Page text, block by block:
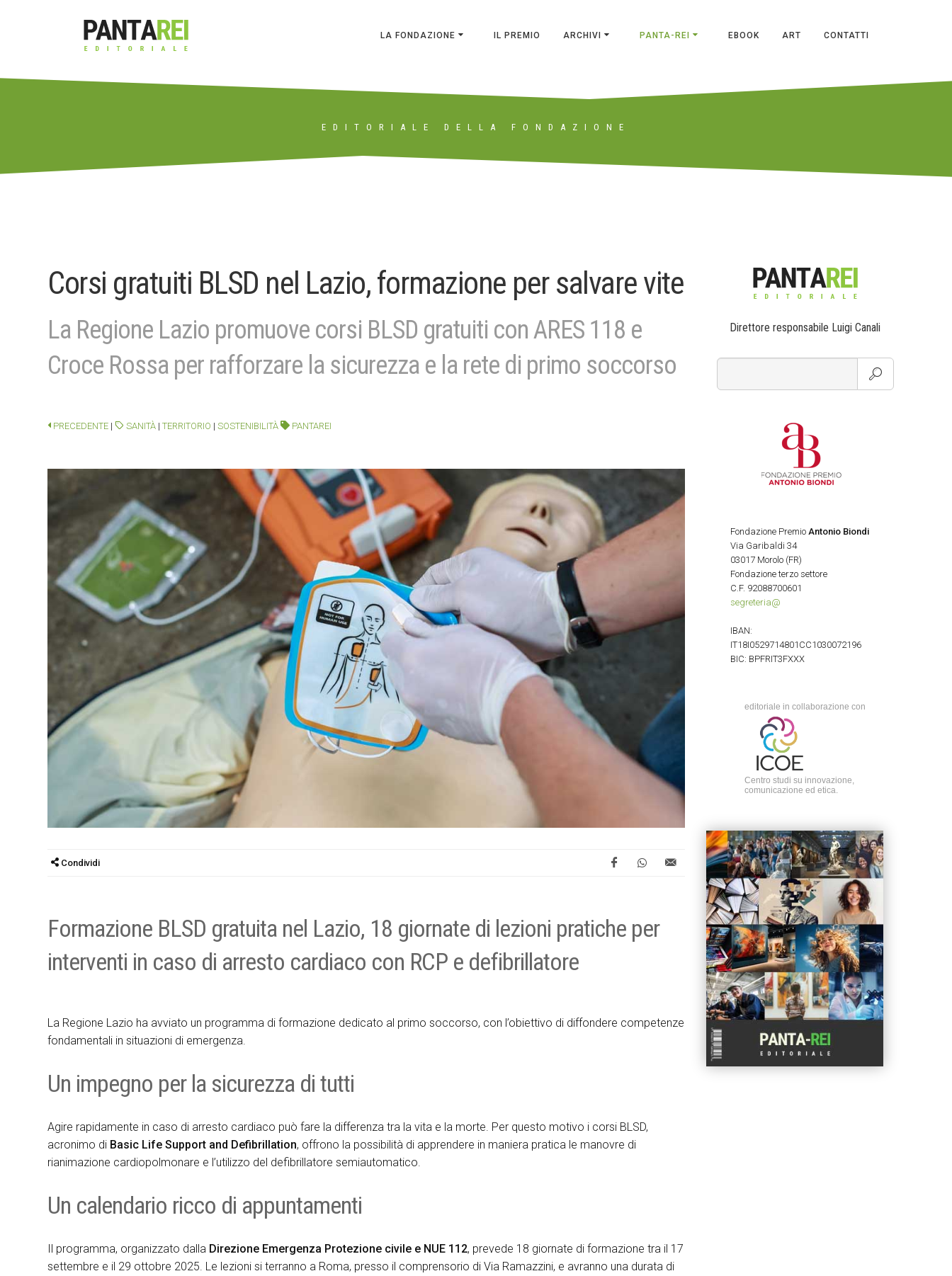
LA FONDAZIONE IL PREMIO ARCHIVI PANTA-REI EBOOK ART CONTATTI
EDITORIALE DELLA FONDAZIONE
Corsi gratuiti BLSD nel Lazio, formazione per salvare vite
La Regione Lazio promuove corsi BLSD gratuiti con ARES 118 e
Croce Rossa per rafforzare la sicurezza e la rete di primo soccorso
PRECEDENTE | SANITÀ |TERRITORIO |SOSTENIBILITÀ PANTAREI
Condividi
Formazione BLSD gratuita nel Lazio, 18 giornate di lezioni pratiche per
interventi in caso di arresto cardiaco con RCP e defibrillatore
La Regione Lazio ha avviato un programma di formazione dedicato al primo soccorso, con l’obiettivo di diffondere competenze
fondamentali in situazioni di emergenza.
Un impegno per la sicurezza di tutti
Agire rapidamente in caso di arresto cardiaco può fare la differenza tra la vita e la morte. Per questo motivo i corsi BLSD,
acronimo di Basic Life Support and Defibrillation, offrono la possibilità di apprendere in maniera pratica le manovre di
rianimazione cardiopolmonare e l’utilizzo del defibrillatore semiautomatico.
Un calendario ricco di appuntamenti
Il programma, organizzato dalla Direzione Emergenza Protezione civile e NUE 112, prevede 18 giornate di formazione tra il 17
settembre e il 29 ottobre 2025. Le lezioni si terranno a Roma, presso il comprensorio di Via Ramazzini, e avranno una durata di
Direttore responsabile Luigi Canali
Fondazione Premio Antonio Biondi
Via Garibaldi 34
03017 Morolo (FR)
Fondazione terzo settore
C.F. 92088700601
segreteria@
IBAN:
IT18I0529714801CC1030072196
BIC: BPFRIT3FXXX
editoriale in collaborazione con
Centro studi su innovazione,
comunicazione ed etica.